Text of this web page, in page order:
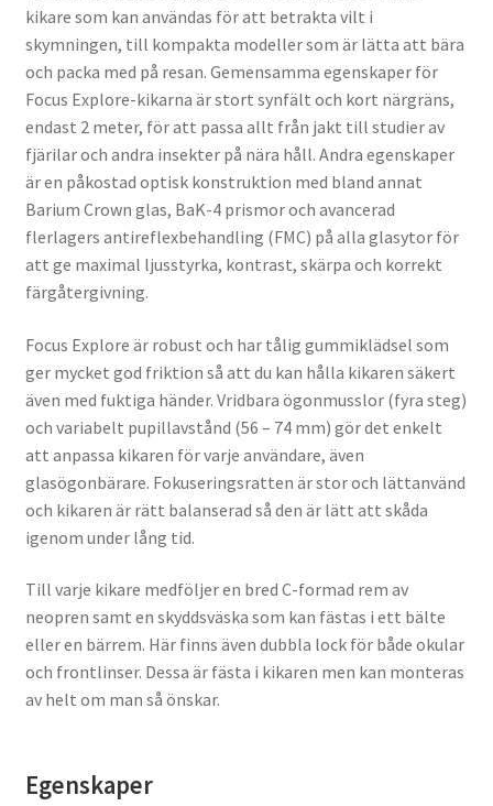
kikare som kan användas för att betrakta vilt i
skymningen, till kompakta modeller som är lätta att bära
och packa med på resan. Gemensamma egenskaper för
Focus Explore-kikarna är stort synfält och kort närgräns,
endast 2 meter, för att passa allt från jakt till studier av
fjärilar och andra insekter på nära håll. Andra egenskaper
är en påkostad optisk konstruktion med bland annat
Barium Crown glas, BaK-4 prismor och avancerad
flerlagers antireflexbehandling (FMC) på alla glasytor för
att ge maximal ljusstyrka, kontrast, skärpa och korrekt
färgåtergivning.
Focus Explore är robust och har tålig gummiklädsel som
ger mycket god friktion så att du kan hålla kikaren säkert
även med fuktiga händer. Vridbara ögonmusslor (fyra steg)
och variabelt pupillavstånd (56 – 74 mm) gör det enkelt
att anpassa kikaren för varje användare, även
glasögonbärare. Fokuseringsratten är stor och lättanvänd
och kikaren är rätt balanserad så den är lätt att skåda
igenom under lång tid.
Till varje kikare medföljer en bred C-formad rem av
neopren samt en skyddsväska som kan fästas i ett bälte
eller en bärrem. Här finns även dubbla lock för både okular
och frontlinser. Dessa är fästa i kikaren men kan monteras
av helt om man så önskar.
Egenskaper